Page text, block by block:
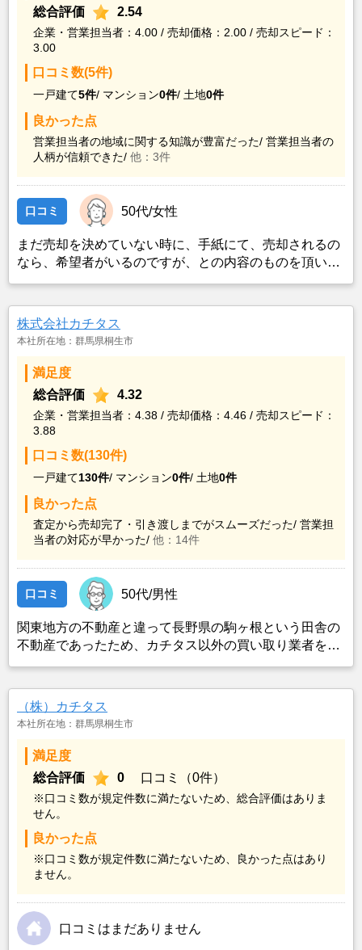
総合評価
2.54
企業・営業担当者：4.00 / 売却価格：2.00 / 売却スピード：
3.00
口コミ数(5件)
一戸建て5件/ マンション0件/ 土地0件
良かった点
営業担当者の地域に関する知識が豊富だった/ 営業担当者の
人柄が信頼できた/ 他：3件
口コミ 50代/女性
まだ売却を決めていない時に、手紙にて、売却されるの
なら、希望者がいるのですが、との内容のものを頂い
却を検討した時に、その時の手紙が出てきた為、そちら
にお願いすることにした。
株式会社カチタス
本社所在地：群馬県桐生市
満足度
総合評価
4.32
企業・営業担当者：4.38 / 売却価格：4.46 / 売却スピード：
3.88
口コミ数(130件)
一戸建て130件/ マンション0件/ 土地0件
良かった点
査定から売却完了・引き渡しまでがスムーズだった/ 営業担
当者の対応が早かった/ 他：14件
口コミ 50代/男性
関東地方の不動産と違って長野県の駒ヶ根という田舎の
不動産であったため、カチタス以外の買い取り業者をみ
も空き家の状態で不動産を残しておけないと考えて売却
を決めた。
（株）カチタス
本社所在地：群馬県桐生市
満足度
総合評価
0 口コミ（0件）
※口コミ数が規定件数に満たないため、総合評価はありま
せん。
良かった点
※口コミ数が規定件数に満たないため、良かった点はあり
ません。
口コミはまだありません